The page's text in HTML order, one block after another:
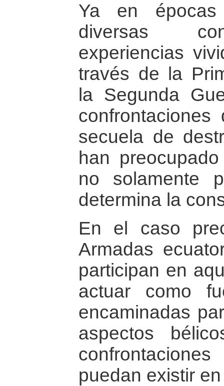
Ya en
diversas
experiencias
través de la
la Segunda
secuela de
han
no solamente
determina la
En el caso
Armadas
participan en
actuar como
encaminadas
aspectos
puedan existir